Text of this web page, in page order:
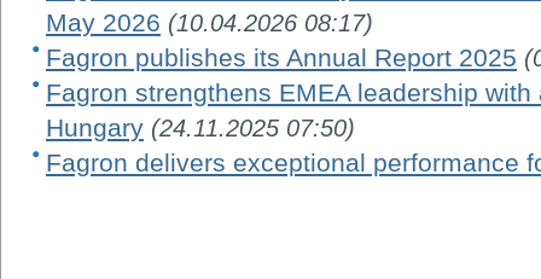
May 2026 (10.04.2026 08:17)
Fagron publishes its Annual Report 2025
Fagron strengthens EMEA leadership
Hungary (24.11.2025 07:50)
Fagron delivers exceptional performance